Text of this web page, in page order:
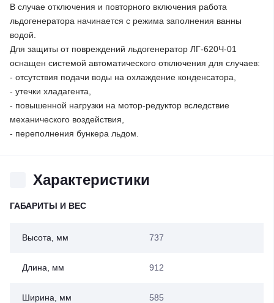
В случае отключения и повторного включения работа
льдогенератора начинается с режима заполнения ванны
водой.
Для защиты от повреждений льдогенератор ЛГ-620Ч-01
оснащен системой автоматического отключения для случаев:
- отсутствия подачи воды на охлаждение конденсатора,
- утечки хладагента,
- повышенной нагрузки на мотор-редуктор вследствие
механического воздействия,
- переполнения бункера льдом.
Характеристики
ГАБАРИТЫ И ВЕС
Высота, мм 737
Длина, мм 912
Ширина, мм 585